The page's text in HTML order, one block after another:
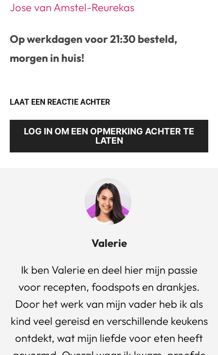
Jose van Amstel-Reurekas
Op werkdagen voor 21:30 besteld,
morgen in huis!
LAAT EEN REACTIE ACHTER
LOG IN OM EEN OPMERKING ACHTER TE
LATEN
Valerie
Ik ben Valerie en deel hier mijn passie
voor recepten, foodspots en drankjes.
Door het werk van mijn vader heb ik als
kind veel gereisd en verschillende keukens
ontdekt, wat mijn liefde voor eten heeft